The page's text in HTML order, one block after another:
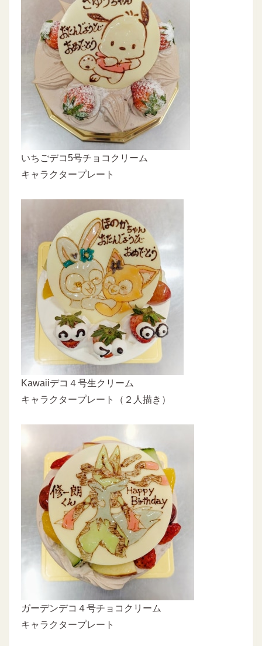
いちごデコ5号チョコクリーム
キャラクタープレート
Kawaiiデコ４号生クリーム
キャラクタープレート（２人描き）
ガーデンデコ４号チョコクリーム
キャラクタープレート